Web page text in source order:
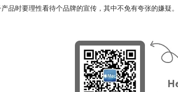
品时要理性看待个品牌的宣传，其中不免有夸张的嫌疑